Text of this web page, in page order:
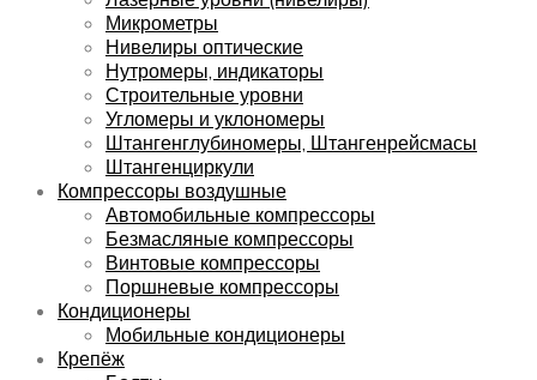
Микрометры
Нивелиры оптические
Нутромеры, индикаторы
Строительные уровни
Угломеры и уклономеры
Штангенглубиномеры, Штангенрейсмасы
Штангенциркули
Компрессоры воздушные
Автомобильные компрессоры
Безмасляные компрессоры
Винтовые компрессоры
Поршневые компрессоры
Кондиционеры
Мобильные кондиционеры
Крепёж